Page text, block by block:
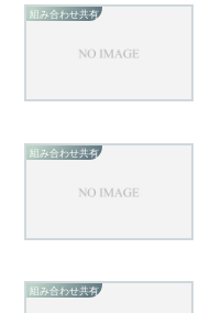
組み合わせ共有
組み合わせ共有
組み合わせ共有